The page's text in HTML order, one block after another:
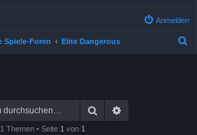
Anmelden
Spiele-Foren Elite Dangerous
Suche
Themen • Seite 1 von 1